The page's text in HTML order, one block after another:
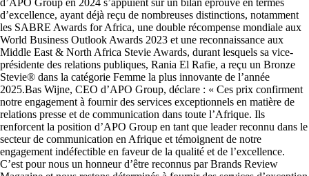
d’excellence, ayant déjà reçu de nombreuses distinctions, notamment
les SABRE Awards for Africa, une double récompense mondiale aux
World Business Outlook Awards 2023 et une reconnaissance aux
Middle East & North Africa Stevie Awards, durant lesquels sa vice-
présidente des relations publiques, Rania El Rafie, a reçu un Bronze
Stevie® dans la catégorie Femme la plus innovante de l’année
2025.Bas Wijne, CEO d’APO Group, déclare : « Ces prix confirment
notre engagement à fournir des services exceptionnels en matière de
relations presse et de communication dans toute l’Afrique. Ils
renforcent la position d’APO Group en tant que leader reconnu dans le
secteur de communication en Afrique et témoignent de notre
engagement indéfectible en faveur de la qualité et de l’excellence.
C’est pour nous un honneur d’être reconnus par Brands Review